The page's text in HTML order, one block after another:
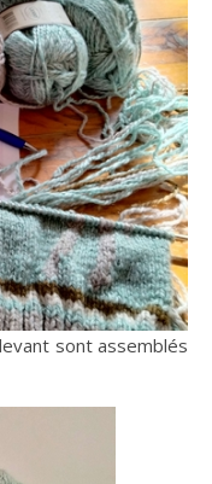
sont assemblés